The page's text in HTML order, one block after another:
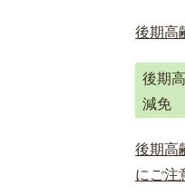
後期高
後期
減免
後期高
にご注